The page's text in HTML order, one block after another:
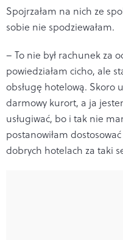
Spojrzałam na nich ze
sobie nie spodziewałam.
– To nie był rachunek za
powiedziałam cicho, ale
obsługę hotelową. Skoro
darmowy kurort, a ja
usługiwać, bo i tak nie
postanowiłam
dobrych hotelach za taki